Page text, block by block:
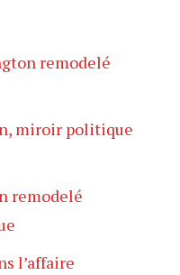
remodelé
miroir politique
remodelé
l’affaire